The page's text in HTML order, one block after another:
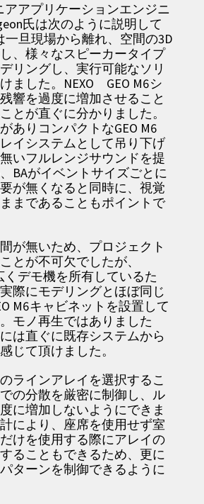
アアプリケーションエンジニ
氏は次のように説明して
一旦現場から離れ、空間の3D
、様々なスピーカータイプ
リングし、実行可能なソリ
ました。NEXO GEO M6シ
響を過度に増加させること
とが直ぐに分かりました。
ありコンパクトなGEO M6
イシステムとして吊り下げ
いフルレンジサウンドを提
BAがイベントサイズごとに
が無くなると同時に、視覚
まであることもポイントで
が無いため、プロジェクト
とが不可欠でしたが、
くデモ機を所有しているた
際にモデリングとほぼ同じ
M6キャビネットを設置して
モノ再生ではありました
は直ぐに既存システムから
じて頂けました。
ラインアレイを選択するこ
の分散を厳密に制御し、ル
に増加しないようにできま
により、座席を使用せず室
けを使用する際にアレイの
ることもできるため、更に
ターンを制御できるように